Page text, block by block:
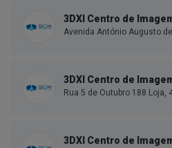
3DXI Centro de
Avenida António Augusto
3DXI Centro de
Rua 5 de Outubro 188 Loja,
3DXI Centro de